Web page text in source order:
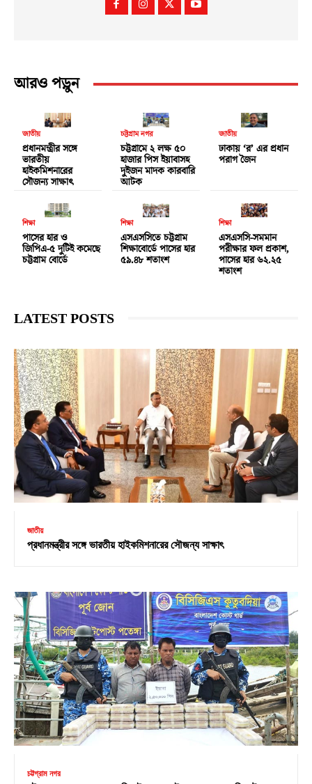
আরও পড়ুন
জাতীয়
প্রধানমন্ত্রীর সঙ্গে
ভারতীয়
হাইকমিশনারের
সৌজন্য সাক্ষাৎ
চট্টগ্রাম নগর
চট্টগ্রামে ২ লক্ষ ৫০
হাজার পিস ইয়াবাসহ
দুইজন মাদক কারবারি
আটক
জাতীয়
ঢাকায় ‘র’ এর প্রধান
পরাগ জৈন
শিক্ষা
পাসের হার ও
জিপিএ-৫ দুটিই কমেছে
চট্টগ্রাম বোর্ডে
শিক্ষা
এসএসসিতে চট্টগ্রাম
শিক্ষাবোর্ডে পাসের হার
৫৯.৪৮ শতাংশ
শিক্ষা
এসএসসি-সমমান
পরীক্ষার ফল প্রকাশ,
পাসের হার ৬২.২৫
শতাংশ
LATEST POSTS
জাতীয়
প্রধানমন্ত্রীর সঙ্গে ভারতীয় হাইকমিশনারের সৌজন্য সাক্ষাৎ
চট্টগ্রাম নগর